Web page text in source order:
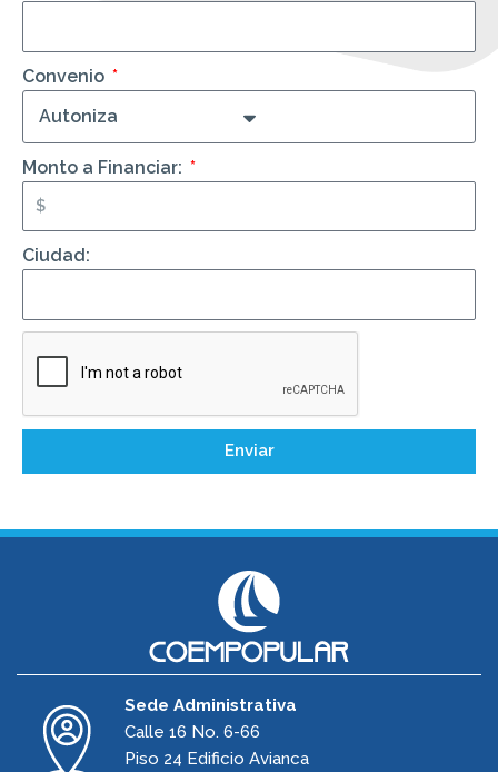
Convenio
Monto a Financiar:
Ciudad:
Enviar
Sede Administrativa
Calle 16 No. 6-66
Piso 24 Edificio Avianca